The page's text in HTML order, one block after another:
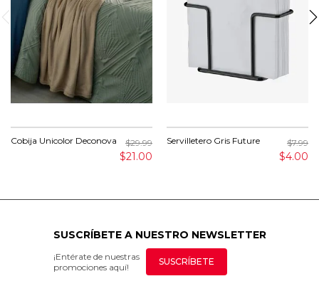
Cobija Unicolor Deconova $29.99
$21.00
Servilletero Gris Future $7.99
$4.00
SUSCRÍBETE A NUESTRO NEWSLETTER
¡Entérate de nuestras
promociones aquí!
SUSCRÍBETE